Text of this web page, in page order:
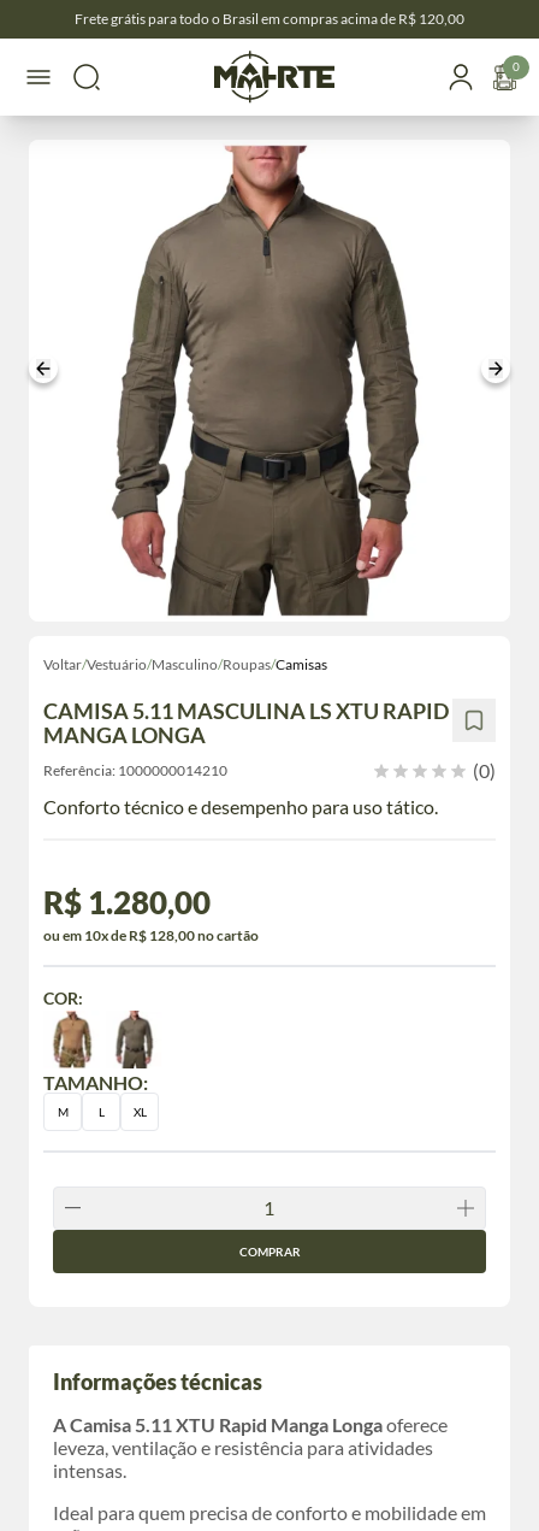
Frete grátis para todo o Brasil em compras acima de R$ 120,00
0
Voltar/Vestuário/Masculino/Roupas/Camisas
CAMISA 5.11 MASCULINA LS XTU RAPID
MANGA LONGA
Referência: 1000000014210
(0)
Conforto técnico e desempenho para uso tático.
R$ 1.280,00
ou em 10x de R$ 128,00 no cartão
TAMANHO:
M L XL
COR:
COMPRAR
Informações técnicas
A Camisa 5.11 XTU Rapid Manga Longaoferece
leveza, ventilação e resistência para atividades
intensas.
Ideal para quem precisa de conforto e mobilidade em